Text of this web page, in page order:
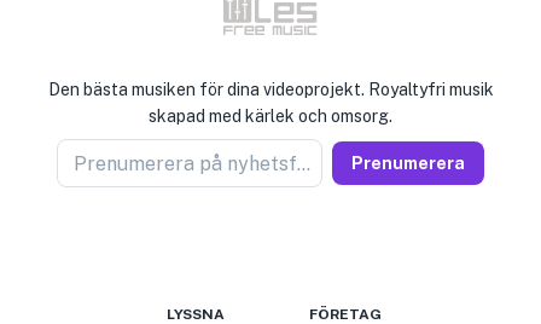
Den bästa musiken för dina videoprojekt. Royaltyfri musik
skapad med kärlek och omsorg.
Prenumerera på nyhetsförsäljare Prenumerera
LYSSNA FÖRETAG